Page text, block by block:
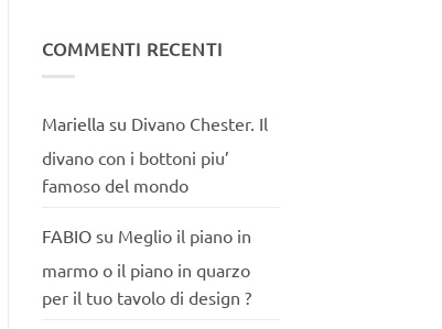
Riproduzioni
Design
COMMENTI RECENTI
Mariellasu Divano Chester. Il
divano con i bottoni piu’
famoso del mondo
FABIOsu Meglio il piano in
marmo o il piano in quarzo
per il tuo tavolo di design ?